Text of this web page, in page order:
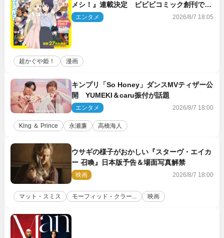
メシ！』連載決定 ビビビコミック創刊で31
作品一挙公開
エンタメ 2026/8/7 18:05
超かぐや姫！ 漫画
キンプリ「So Honey」ダンスMVティザー公
開 YUMEKI＆caru振付が話題
エンタメ 2026/8/7 18:00
King ＆ Prince 永瀬廉 高橋海人
ウサギの様子がおかしい『スターヴ・エイカ
ー 召喚』日本版予告＆場面写真解禁
映画 2026/8/7 18:00
マット・スミス モーフィッド・クラー... 映画